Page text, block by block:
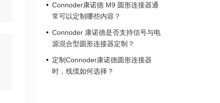
Connoder康诺德 M9 圆形连接器通
常可以定制哪些内容？
Connoder 康诺德是否支持信号与电
源混合型圆形连接器定制？
定制Connoder康诺德圆形连接器
时，线缆如何选择？